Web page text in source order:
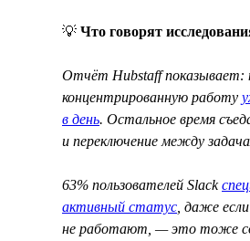
💡 Что говорят
Отчёт Hubstaff показывает:
концентрированную работу
в день. Остальное время
и переключение между
63% пользователей Slack
активный статус , даже
не работают, — это тоже